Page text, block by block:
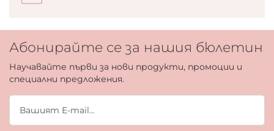
Абонирайте се за нашия бюлетин
Научавайте първи за нови продукти, промоции и
специални предложения.